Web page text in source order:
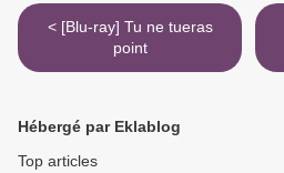
< [Blu-ray] Tu ne tueras
point
Hébergé par Eklablog
Top articles